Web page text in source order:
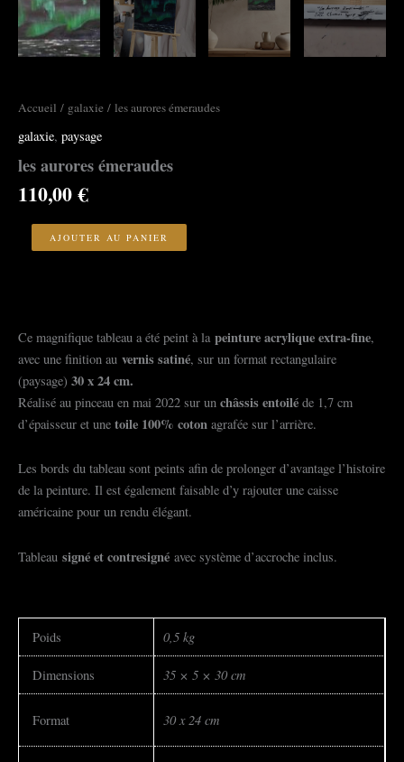
Accueil / galaxie / les aurores émeraudes
galaxie, paysage
les aurores émeraudes
110,00€
AJOUTER AU PANIER
Ce magnifique tableau a été peint à la peinture acrylique extra-fine,
avec une finition au vernis satiné, sur un format rectangulaire
(paysage) 30 x 24 cm.
Réalisé au pinceau en mai 2022 sur un châssis entoilé de 1,7 cm
d’épaisseur et une toile 100% coton agrafée sur l’arrière.
Les bords du tableau sont peints afin de prolonger d’avantage l’histoire
de la peinture. Il est également faisable d’y rajouter une caisse
américaine pour un rendu élégant.
Tableau signé et contresigné avec système d’accroche inclus.
Poids 0,5 kg
Dimensions 35 × 5 × 30 cm
Format 30 x 24 cm